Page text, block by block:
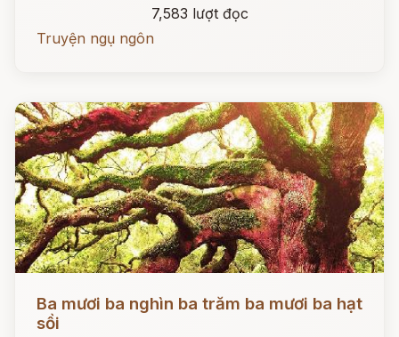
7,583 lượt đọc
Truyện ngụ ngôn
Ba mươi ba nghìn ba trăm ba mươi ba hạt
sồi